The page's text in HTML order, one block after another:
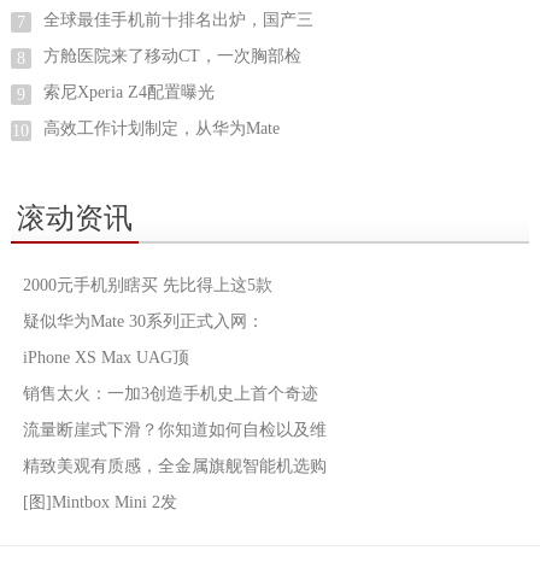
7 全球最佳手机前十排名出炉，国产三
8 方舱医院来了移动CT，一次胸部检
9 索尼Xperia Z4配置曝光
10 高效工作计划制定，从华为Mate
滚动资讯
2000元手机别瞎买 先比得上这5款
疑似华为Mate 30系列正式入网：
iPhone XS Max UAG顶
销售太火：一加3创造手机史上首个奇迹
流量断崖式下滑？你知道如何自检以及维
精致美观有质感，全金属旗舰智能机选购
[图]Mintbox Mini 2发